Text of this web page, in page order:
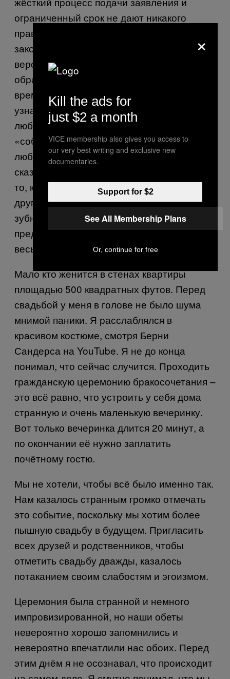
ограниченный срок не дают никакого
права на ошибку. Хотя наш брак и
законный, моё откровение могло бы,
вероятно, отправить моего партнёра
обратно в родную страну. В настоящее
время мы до сих пор ждём возможности
узнать, приняли ли наше заявление. Нас в
любой момент могут вызвать на
«собеседование», а наше жильё могут в
любой момент осмотреть. Наш юрист
сказал нам запоминать такие детали как
то, какую сторону кровати предпочитает
другой партнёр и какого цвета у нас
зубные щётки. Очевидно, эти осмотры на
предмет брачного аферизма бывают
весьма дотошными.
Мало кто женится в стенах квартиры
площадью 500 квадратных футов. Перед
свадьбой у меня в голове не было шума
мнимой паники. Я расслаблялся в
красивом костюме, смотря Берни
Сандерса на YouTube. Я не до конца
понимал, что сейчас случится. Проходить
гражданскую церемонию бракосочетания –
это всё равно, что устроить у себя дома
странную и очень маленькую вечеринку.
Вот только вечеринка длится 20 минут, а
по окончании её нужно заплатить
почётному гостю.
Мы не хотели, чтобы всё было именно так.
Нам казалось странным громко отмечать
это событие, поскольку мы хотим более
пышную свадьбу в будущем. Пригласить
всех друзей и родственников, чтобы
отметить свадьбу дважды, казалось
потаканием своим слабостям и эгоизмом.
Церемония была странной и немного
импровизированной, но наши обеты
невероятно хорошо запомнились и
невероятно впечатлили нас обоих. Перед
этим днём я не осознавал, что происходит
×
Kill the ads for
just $2 a month
VICE membership also gives you access to
our very best writing and exclusive new
documentaries.
Support for $2
See All Membership Plans
Or, continue for free